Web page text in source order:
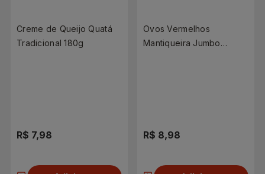
Creme de Queijo Quatá
Tradicional 180g
R$ 7,98
Ovos Vermelhos
Mantiqueira Jumbo
R$ 8,98